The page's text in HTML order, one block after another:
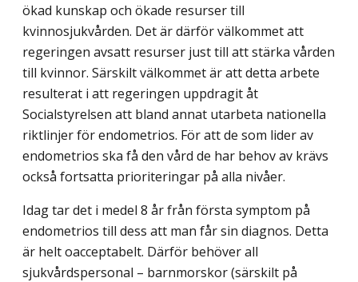
ökad kunskap och ökade resurser till
kvinnosjukvården. Det är därför välkommet att
regeringen avsatt resurser just till att stärka vården
till kvinnor. Särskilt välkommet är att detta arbete
resulterat i att regeringen uppdragit åt
Socialstyrelsen att bland annat utarbeta nationella
riktlinjer för endometrios. För att de som lider av
endometrios ska få den vård de har behov av krävs
också fortsatta prioriteringar på alla nivåer.
Idag tar det i medel 8 år från första symptom på
endometrios till dess att man får sin diagnos. Detta
är helt oacceptabelt. Därför behöver all
sjukvårdspersonal – barnmorskor (särskilt på